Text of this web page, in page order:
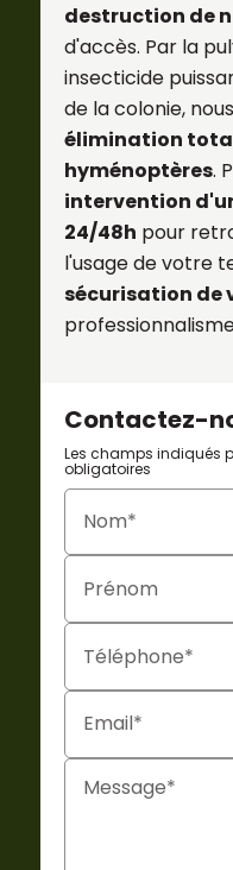
destruction de
d'accès. Par la
insecticide
de la colonie,
élimination
hyménoptères.
intervention
24/48h pour
l'usage de votre
sécurisation de
Contactez-
Les champs indiqués
obligatoires
Nom*
Prénom
Téléphone*
Email*
Message*